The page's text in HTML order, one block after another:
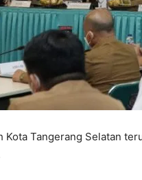
Kota Tangerang Selatan